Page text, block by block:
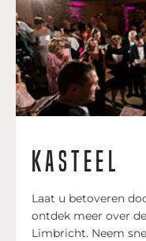
Kasteel
Laat u betoveren
ontdek meer over
Limbricht. Neem